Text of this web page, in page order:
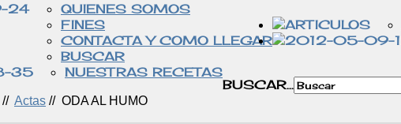
QUIENES SOMOS
FINES
CONTACTA Y COMO LLEGAR
BUSCAR
NUESTRAS RECETAS
BUSCAR...
// Actas // ODA AL HUMO